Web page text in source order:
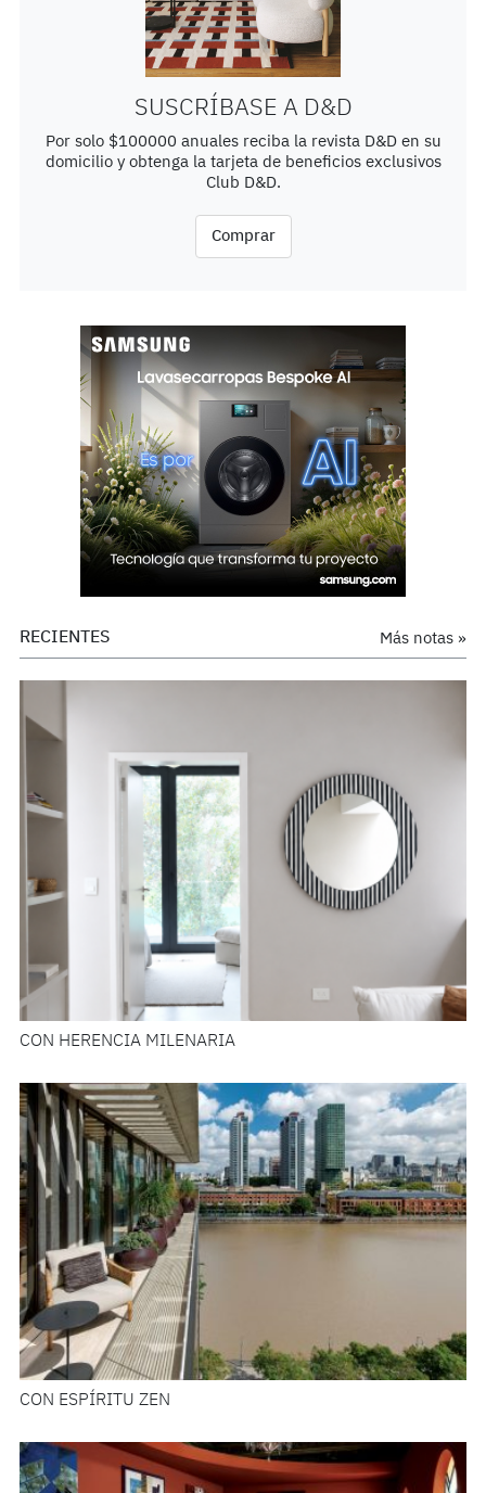
SUSCRÍBASE A D&D
Por solo $100000 anuales reciba la revista D&D en su
domicilio y obtenga la tarjeta de beneficios exclusivos
Club D&D.
Comprar
Más notas »
RECIENTES
CON HERENCIA MILENARIA
CON ESPÍRITU ZEN